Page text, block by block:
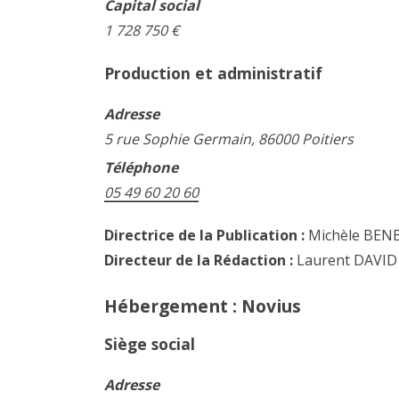
Capital social
1 728 750 €
Production et administratif
Adresse
5 rue Sophie Germain, 86000 Poitiers
Téléphone
05 49 60 20 60
Directrice de la Publication : Michèle
Directeur de la Rédaction : Laurent DAVID
Hébergement : Novius
Siège social
Adresse